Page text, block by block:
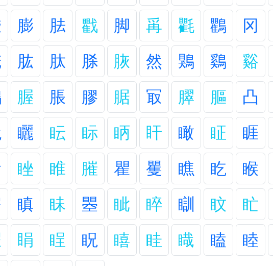
膨 胠 戵 脚 爯 氍 鸜 冈
肱 肽 脎 脄 然 鶪 鷄 谿
腛 脹 膠 腒 冣 臎 膒 凸
矖 眃 眎 眪 盰 瞰 眐 睚
睉 睢 膗 瞿 矍 瞧 盵 睺
瞋 眛 瞾 眦 睟 瞓 盿 盳
睊 睈 眖 瞦 眭 睵 瞌 睦